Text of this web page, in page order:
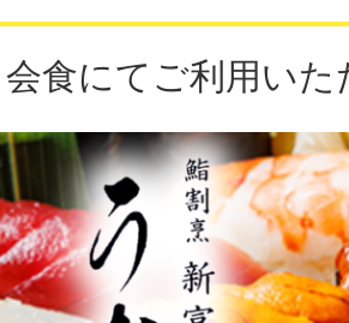
食にてご利用いた